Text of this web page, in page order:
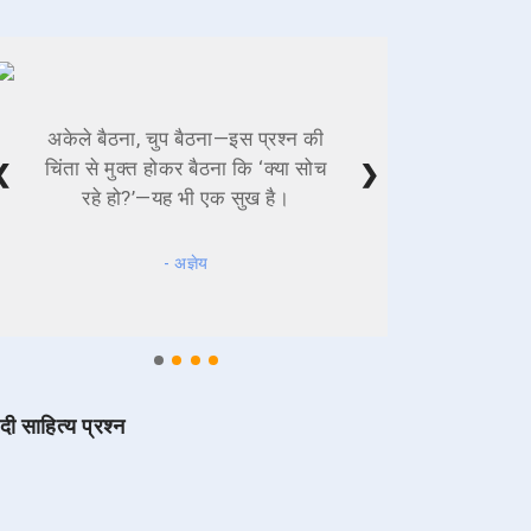
अकेले बैठना, चुप बैठना—इस प्रश्न की
चिंता से मुक्त होकर बैठना कि ‘क्या सोच
रहे हो?’—यह भी एक सुख है।
- अज्ञेय
❯
साहित्य प्रश्न